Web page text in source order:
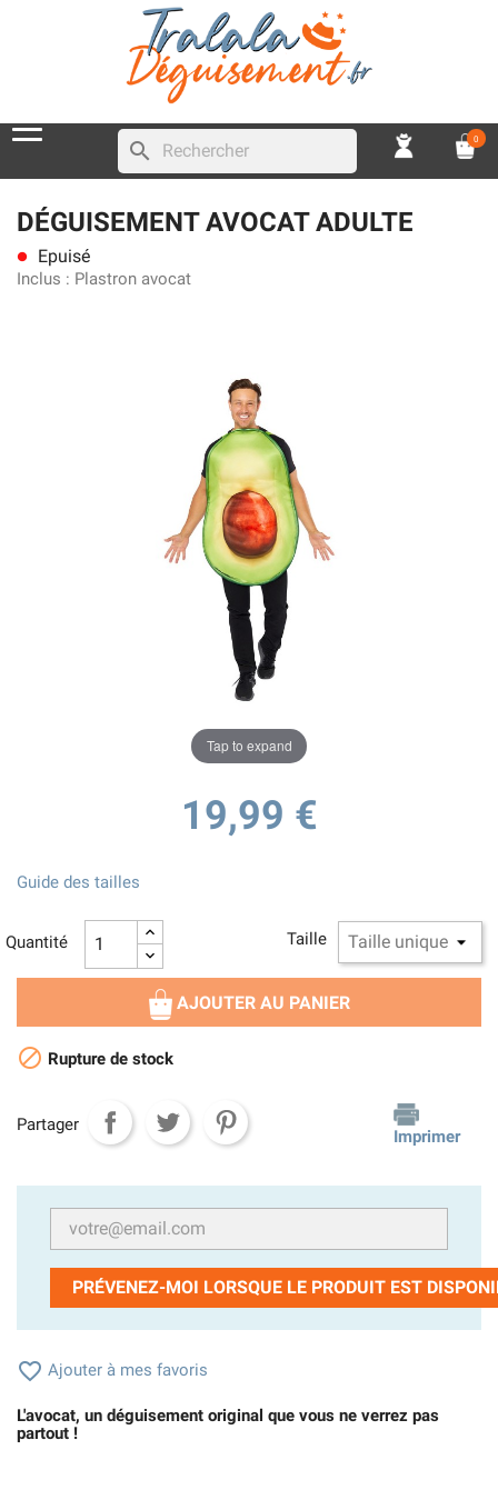
search 0
DÉGUISEMENT AVOCAT ADULTE
lens Epuisé
Inclus : Plastron avocat
Tap to expand
19,99 €
Taille
Guide des tailles
Quantité
AJOUTER AU PANIER
 Rupture de stock
Partager
Imprimer
PRÉVENEZ-MOI LORSQUE LE PRODUIT EST
 Ajouter à mes favoris
L'avocat, un déguisement original que vous ne verrez pas
partout !